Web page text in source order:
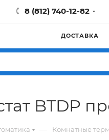
8 (812) 740-12-82
ДОСТАВКА
BTDP
— Комнатные